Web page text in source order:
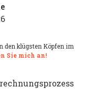
den klügsten Köpfen im
Sie mich an!